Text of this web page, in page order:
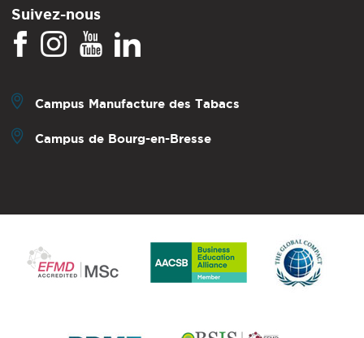
Suivez-nous
Campus Manufacture des Tabacs
Campus de Bourg-en-Bresse